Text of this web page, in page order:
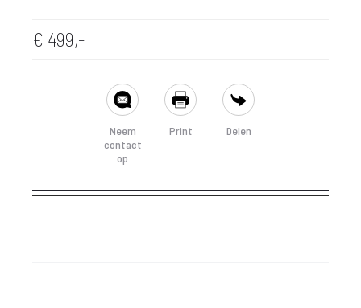
€ 499,-
Neem
contact
op
Print Delen